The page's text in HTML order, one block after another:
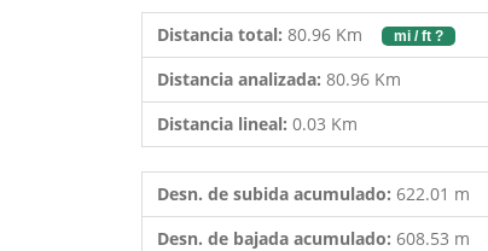
Distancia total: 80.96 Km mi / ft ?
Distancia analizada: 80.96 Km
Distancia lineal: 0.03 Km
Desn. de subida acumulado: 622.01 m
Desn. de bajada acumulado: 608.53 m